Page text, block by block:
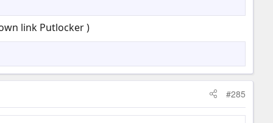
link Putlocker )
#285